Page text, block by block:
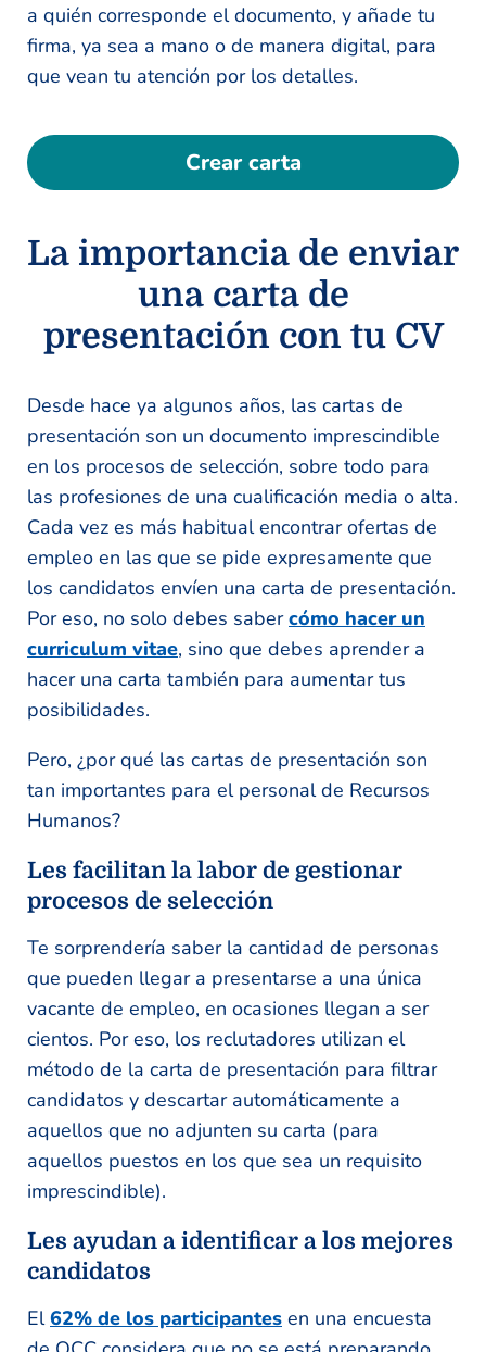
a quién corresponde el documento, y añade tu
firma, ya sea a mano o de manera digital, para
que vean tu atención por los detalles.
Crear carta
La importancia de enviar
una carta de
presentación con tu CV
Desde hace ya algunos años, las cartas de
presentación son un documento imprescindible
en los procesos de selección, sobre todo para
las profesiones de una cualificación media o alta.
Cada vez es más habitual encontrar ofertas de
empleo en las que se pide expresamente que
los candidatos envíen una carta de presentación.
Por eso, no solo debes sabercómo hacer un
curriculum vitae, sino que debes aprender a
hacer una carta también para aumentar tus
posibilidades.
Pero, ¿por qué las cartas de presentación son
tan importantes para el personal de Recursos
Humanos?
Les facilitan la labor de gestionar
procesos de selección
Te sorprendería saber la cantidad de personas
que pueden llegar a presentarse a una única
vacante de empleo, en ocasiones llegan a ser
cientos. Por eso, los reclutadores utilizan el
método de la carta de presentación para filtrar
candidatos y descartar automáticamente a
aquellos que no adjunten su carta (para
aquellos puestos en los que sea un requisito
imprescindible).
Les ayudan a identificar a los mejores
candidatos
El62% de los participantes en una encuesta